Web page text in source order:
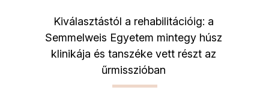
Kiválasztástól a rehabilitációig: a
Semmelweis Egyetem mintegy húsz
klinikája és tanszéke vett részt az
űrmisszióban